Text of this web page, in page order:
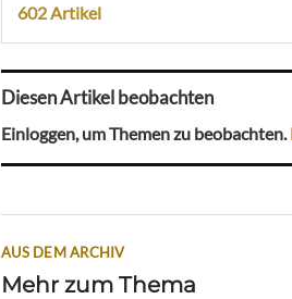
602 Artikel
Diesen Artikel beobachten
Einloggen, um Themen zu beobachten.
AUS DEM ARCHIV
Mehr zum Thema